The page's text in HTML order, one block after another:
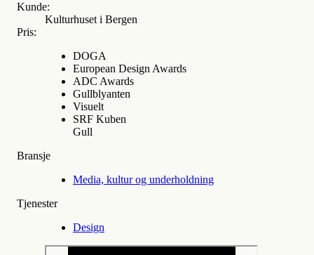
Kunde:
Kulturhuset i Bergen
Pris:
DOGA
European Design Awards
ADC Awards
Gullblyanten
Visuelt
SRF Kuben
Gull
Bransje
Media, kultur og underholdning
Tjenester
Design